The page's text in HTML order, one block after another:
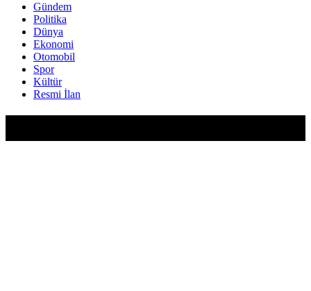
Gündem
Politika
Dünya
Ekonomi
Otomobil
Spor
Kültür
Resmi İlan